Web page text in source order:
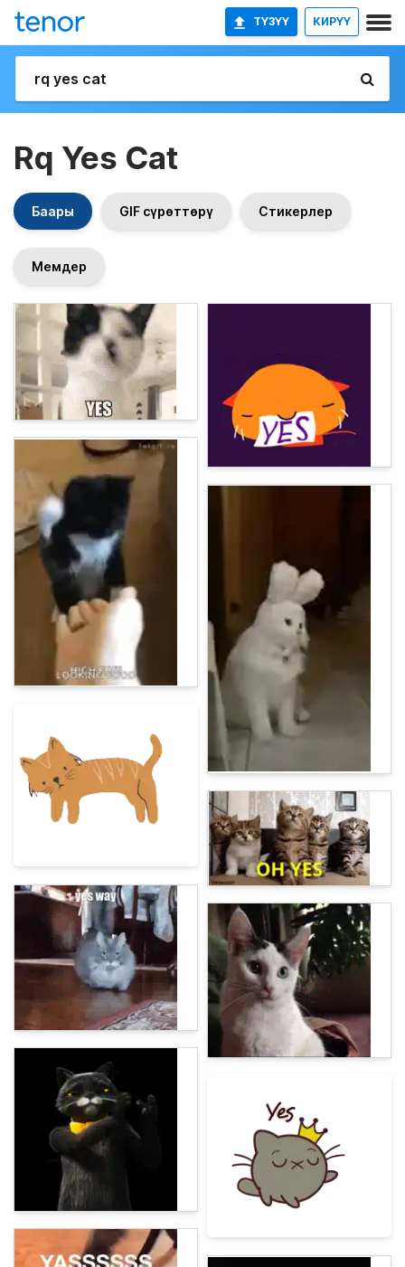
ТҮЗҮҮ КИРҮҮ
Rq Yes Cat
Баары GIF сүрөттөрү Стикерлер
Мемдер